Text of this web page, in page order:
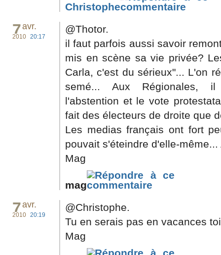
Christophe
7avr.
2010 20:17
@Thotor.
il faut parfois aussi savoir
mis en scène sa vie privée?
Carla, c'est du sérieux"... L'on
semé... Aux Régionales,
l'abstention et le vote
fait des électeurs de droite que
Les medias français ont fort
pouvait s'éteindre d'elle-
Mag
mag
7avr.
2010 20:19
@Christophe.
Tu en serais pas en vacances
Mag